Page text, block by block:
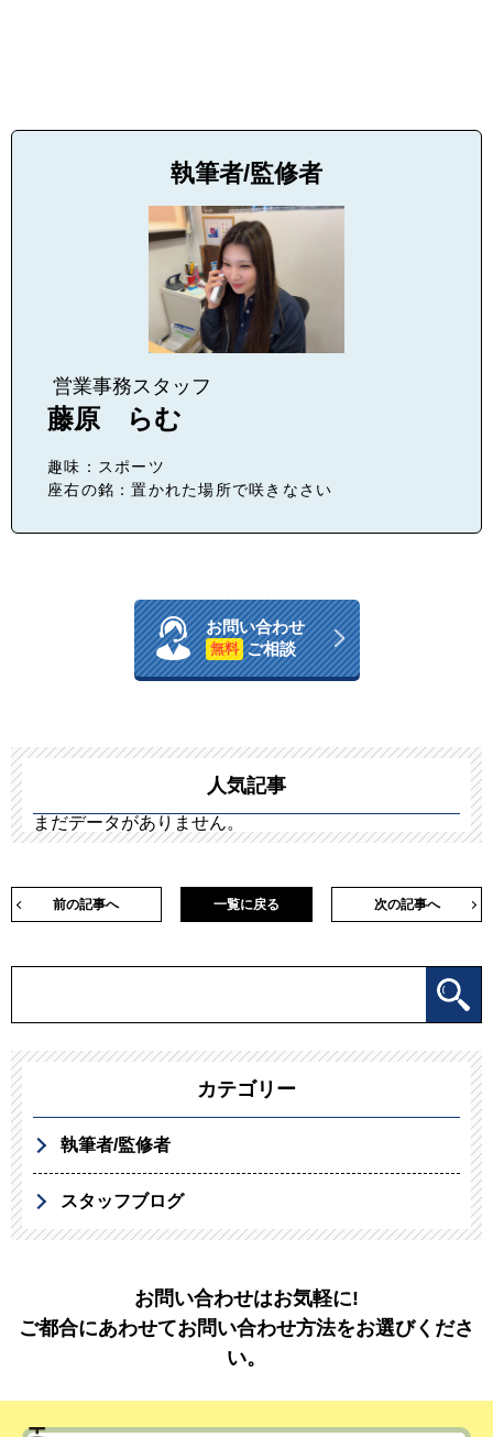
執筆者/監修者
営業事務スタッフ
藤原 らむ
趣味：スポーツ
座右の銘：置かれた場所で咲きなさい
お問い合わせ
無料 ご相談
人気記事
まだデータがありません。
前の記事へ 次の記事へ
一覧に戻る
カテゴリー
執筆者/監修者
スタッフブログ
お問い合わせはお気軽に!
ご都合にあわせてお問い合わせ方法をお選びくださ
い。